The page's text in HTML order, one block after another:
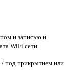
и записью и
WiFi сети
/ под прикрытием или